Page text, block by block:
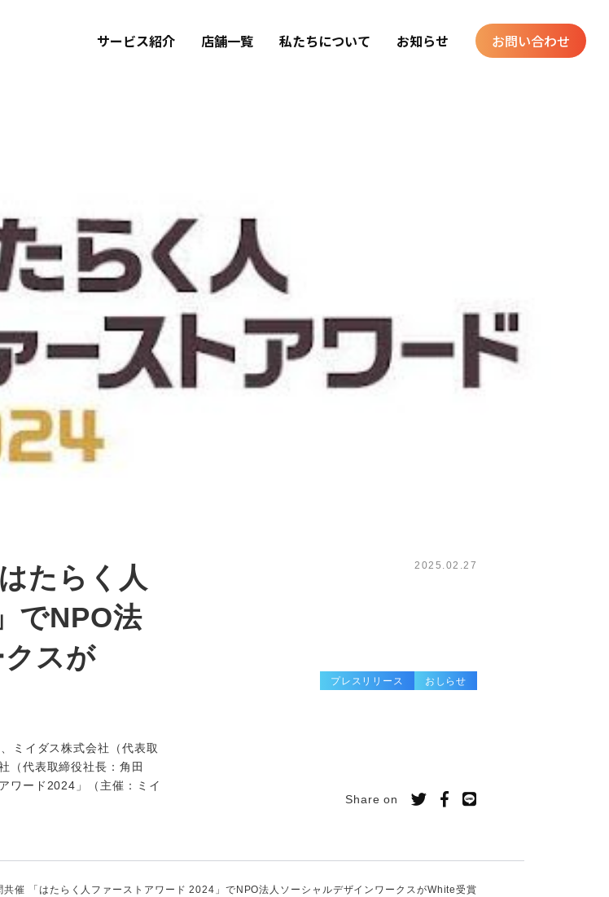
サービス紹介 店舗一覧 私たちについて お知らせ お問い合わせ
たらく人
でNPO法
スが
ミイダス株式会社（代表取
（代表取締役社長：角田
ワード2024」（主催：ミイ
2025.02.27
プレスリリース おしらせ
Share on
共催 「はたらく人ファーストアワード 2024」でNPO法人ソーシャルデザインワークスがWhite受賞